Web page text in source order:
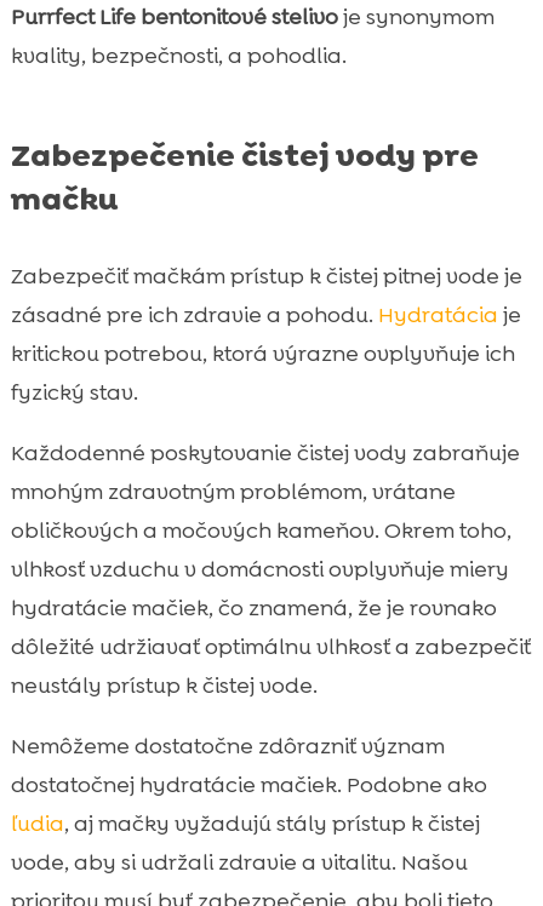
Purrfect Life bentonitové stelivoje synonymom
kvality, bezpečnosti, a pohodlia.
Zabezpečenie čistej vody pre
mačku
Zabezpečiť mačkám prístup k čistej pitnej vode je
zásadné pre ich zdravie a pohodu. Hydratácia je
kritickou potrebou, ktorá výrazne ovplyvňuje ich
fyzický stav.
Každodenné poskytovanie čistej vody zabraňuje
mnohým zdravotným problémom, vrátane
obličkových a močových kameňov. Okrem toho,
vlhkosť vzduchu v domácnosti ovplyvňuje miery
hydratácie mačiek, čo znamená, že je rovnako
dôležité udržiavať optimálnu vlhkosť a zabezpečiť
neustály prístup k čistej vode.
Nemôžeme dostatočne zdôrazniť význam
dostatočnej hydratácie mačiek. Podobne ako
ľudia, aj mačky vyžadujú stály prístup k čistej
vode, aby si udržali zdravie a vitalitu. Našou